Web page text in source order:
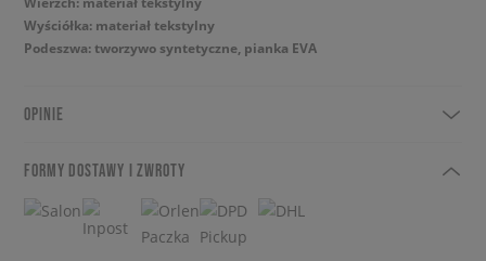
Wyściółka: materiał tekstylny
Podeszwa: tworzywo syntetyczne, pianka EVA
OPINIE
FORMY DOSTAWY I ZWROTY